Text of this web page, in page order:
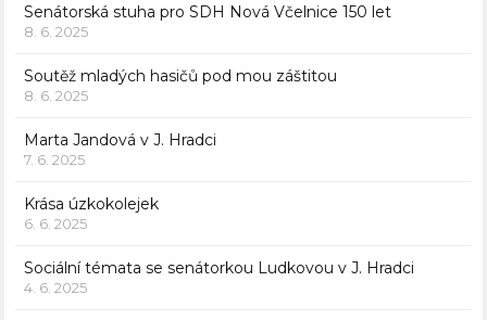
Senátorská stuha pro SDH Nová Včelnice 150 let
8. 6. 2025
Soutěž mladých hasičů pod mou záštitou
8. 6. 2025
Marta Jandová v J. Hradci
7. 6. 2025
Krása úzkokolejek
6. 6. 2025
Sociální témata se senátorkou Ludkovou v J. Hradci
4. 6. 2025